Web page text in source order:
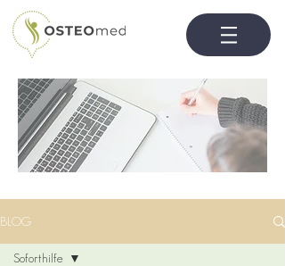
BLOG
Soforthilfe